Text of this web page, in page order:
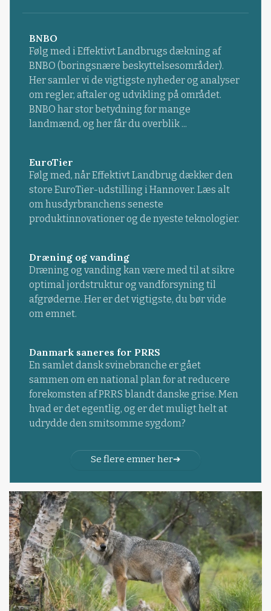
BNBO
Følg med i Effektivt Landbrugs dækning af
BNBO (boringsnære beskyttelsesområder).
Her samler vi de vigtigste nyheder og analyser
om regler, aftaler og udvikling på området.
BNBO har stor betydning for mange
landmænd, og her får du overblik ...
EuroTier
Følg med, når Effektivt Landbrug dækker den
store EuroTier-udstilling i Hannover. Læs alt
om husdyrbranchens seneste
produktinnovationer og de nyeste teknologier.
Dræning og vanding
Dræning og vanding kan være med til at sikre
optimal jordstruktur og vandforsyning til
afgrøderne. Her er det vigtigste, du bør vide
om emnet.
Danmark saneres for PRRS
En samlet dansk svinebranche er gået
sammen om en national plan for at reducere
forekomsten af PRRS blandt danske grise. Men
hvad er det egentlig, og er det muligt helt at
udrydde den smitsomme sygdom?
Se flere emner her